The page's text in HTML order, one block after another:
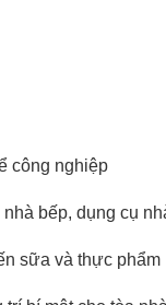
công nghiệp
bếp, dụng cụ
sữa và thực phẩm